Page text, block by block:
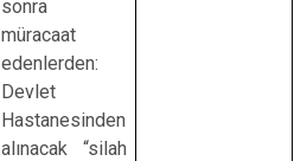
sonra
müracaat
edenlerden:
Devlet
Hastanesinden
alınacak “silah